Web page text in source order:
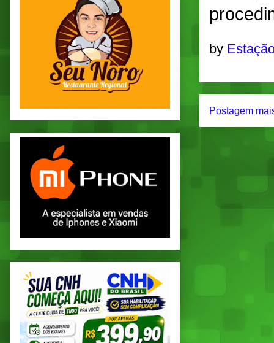
by
Postagem